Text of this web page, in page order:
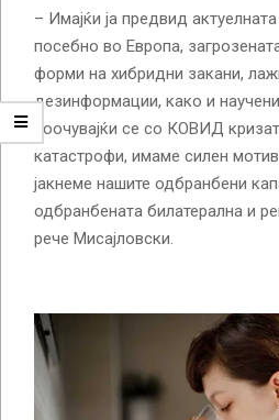
– Имајќи ја предвид
посебно во Европа,
форми на хибридни закани,
дезинформации, како и
соочувајќи се со КОВИД
катастрофи, имаме силен
јакнеме нашите одбранбени
одбранбената билатерална и
рече Мисајловски.